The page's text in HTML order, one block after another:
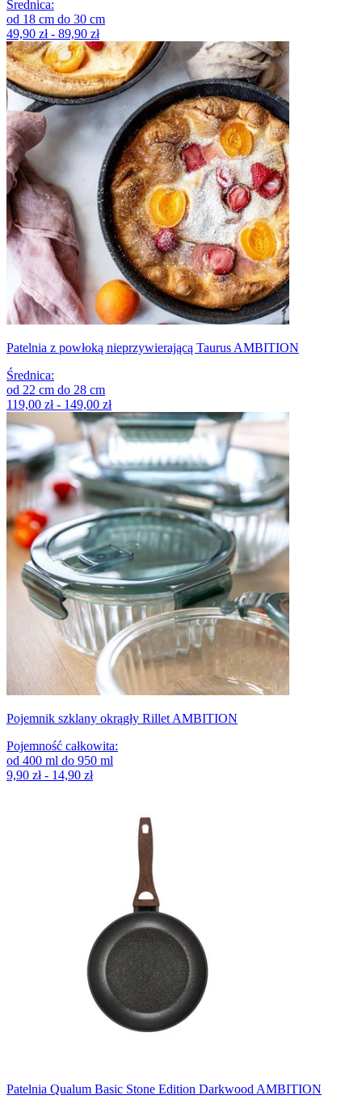
Średnica:
od 18 cm do 30 cm
49,90 zł - 89,90 zł
Patelnia z powłoką nieprzywierającą Taurus AMBITION
Średnica:
od 22 cm do 28 cm
119,00 zł - 149,00 zł
Pojemnik szklany okrągły Rillet AMBITION
Pojemność całkowita:
od 400 ml do 950 ml
9,90 zł - 14,90 zł
Patelnia Qualum Basic Stone Edition Darkwood AMBITION